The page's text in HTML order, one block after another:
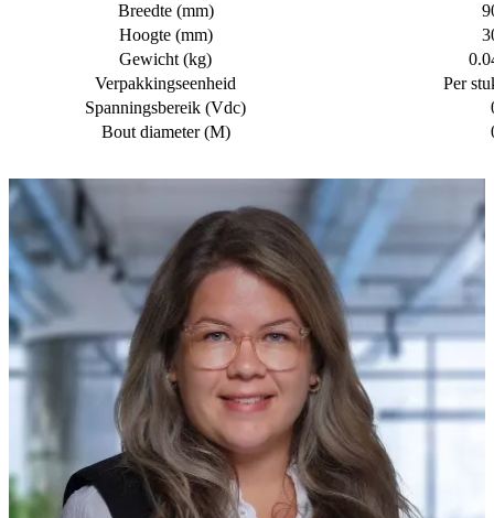
Breedte (mm)
Hoogte (mm)
Gewicht (kg)
Verpakkingseenheid
Per
Spanningsbereik (Vdc)
Bout diameter (M)